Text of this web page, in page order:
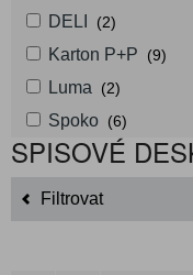
DELI (2)
Karton P+P (9)
Luma (2)
Spoko (6)
SPISOVÉ
Filtrovat